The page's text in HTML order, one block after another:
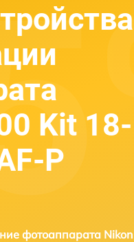
Kit 18-
P
фотоаппарата Nikon